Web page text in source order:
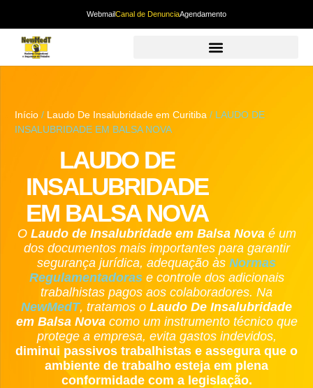
WebmailCanal de DenunciaAgendamento
Início / Laudo De Insalubridade em Curitiba / LAUDO DE
INSALUBRIDADE EM BALSA NOVA
LAUDO DE
INSALUBRIDADE
EM BALSA NOVA
O Laudo de Insalubridade em Balsa Novaé um
dos documentos mais importantes para garantir
segurança jurídica, adequação às Normas
Regulamentadorase controle dos adicionais
trabalhistas pagos aos colaboradores. Na
NewMedT, tratamos o Laudo De Insalubridade
em Balsa Novacomo um instrumento técnico que
protege a empresa, evita gastos indevidos,
diminui passivos trabalhistas e assegura que o
ambiente de trabalho esteja em plena
conformidade com a legislação.